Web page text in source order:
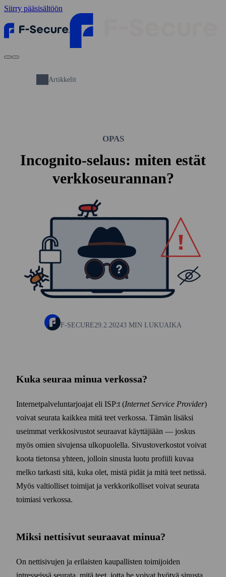
Siirry pääsisältöön
Artikkelit
OPAS
Incognito-selaus: miten estät
verkko­seurannan?
F-SECURE29.2.20243 MIN LUKUAIKA
Kuka seuraa minua verkossa?
Internet­palvelun­tarjoajat eli ISP:t (Internet Service Provider)
voivat seurata kaikkea mitä teet verkossa. Tämän lisäksi
useimmat verkko­sivustot seuraavat käyttäjiään — joskus
myös omien sivujensa ulko­puolella. Sivusto­verkostot voivat
koota tietonsa yhteen, jolloin sinusta luotu profiili kuvaa
melko tarkasti sitä, kuka olet, mistä pidät ja mitä teet netissä.
Myös valtiolliset toimijat ja verkko­rikolliset voivat seurata
toimiasi verkossa.
Miksi netti­sivut seuraavat minua?
On netti­sivujen ja erilaisten kaupallisten toimijoiden
intresseissä seurata, mitä teet, jotta he voivat hyötyä sinusta